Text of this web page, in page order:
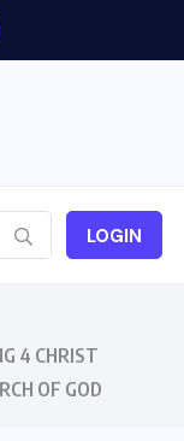
LOGIN
4 CHRIST
OF GOD